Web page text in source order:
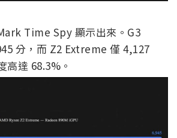
Time Spy 顯示出來。G3
分，而 Z2 Extreme 僅 4,127
達 68.3%。